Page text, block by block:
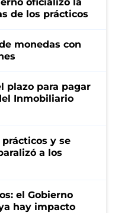
de los prácticos
monedas con
plazo para pagar
Inmobiliario
prácticos y se
a los
el Gobierno
hay impacto